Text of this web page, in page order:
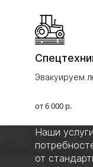
Эвакуируем
от 6 000 р.
Наши
от